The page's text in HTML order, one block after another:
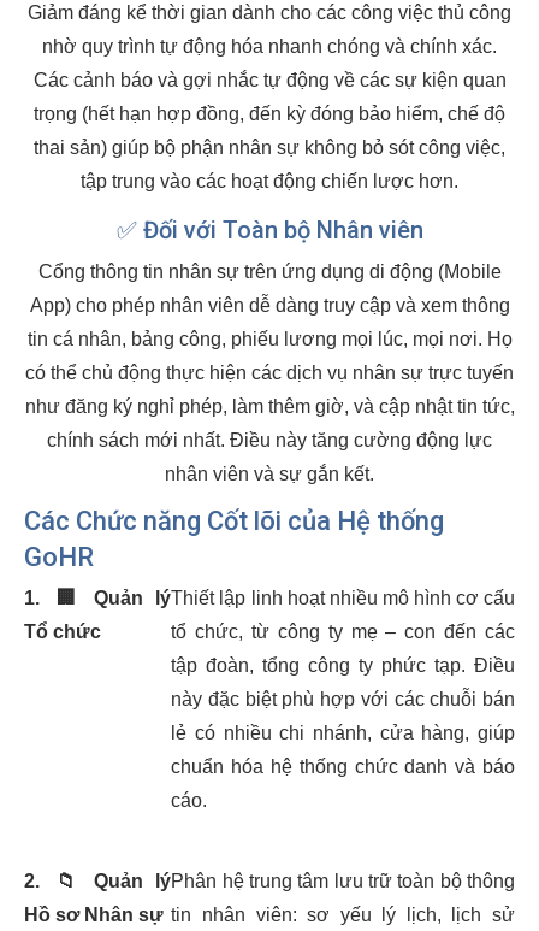
Giảm đáng kể thời gian dành cho các công việc thủ công
nhờ quy trình tự động hóa nhanh chóng và chính xác.
Các cảnh báo và gợi nhắc tự động về các sự kiện quan
trọng (hết hạn hợp đồng, đến kỳ đóng bảo hiểm, chế độ
thai sản) giúp bộ phận nhân sự không bỏ sót công việc,
tập trung vào các hoạt động chiến lược hơn.
✅ Đối với Toàn bộ Nhân viên
Cổng thông tin nhân sự trên ứng dụng di động (Mobile
App) cho phép nhân viên dễ dàng truy cập và xem thông
tin cá nhân, bảng công, phiếu lương mọi lúc, mọi nơi. Họ
có thể chủ động thực hiện các dịch vụ nhân sự trực tuyến
như đăng ký nghỉ phép, làm thêm giờ, và cập nhật tin tức,
chính sách mới nhất. Điều này tăng cường động lực
nhân viên và sự gắn kết.
Các Chức năng Cốt lõi của Hệ thống
GoHR
1. 🏢
Quản lý
Tổ chức
Thiết lập linh hoạt nhiều mô hình cơ cấu
tổ chức, từ công ty mẹ – con đến các
tập đoàn, tổng công ty phức tạp. Điều
này đặc biệt phù hợp với các chuỗi bán
lẻ có nhiều chi nhánh, cửa hàng, giúp
chuẩn hóa hệ thống chức danh và báo
cáo.
2. 📁
Quản lý
Hồ sơ Nhân sự
Phân hệ trung tâm lưu trữ toàn bộ thông
tin nhân viên: sơ yếu lý lịch, lịch sử